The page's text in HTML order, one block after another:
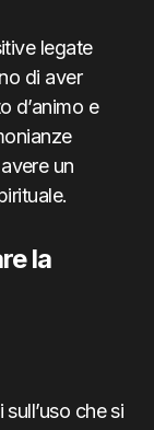
legate
di aver
d’animo e
un
la
che si